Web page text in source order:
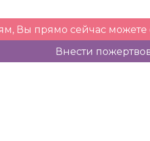
Вы прямо сейчас
Внести